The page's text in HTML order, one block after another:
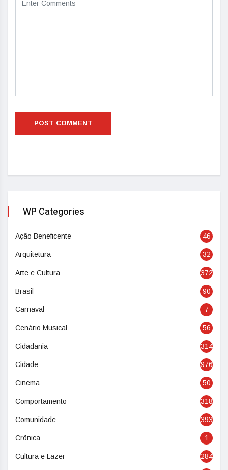
WP Categories
Ação Beneficente 46
Arquitetura 32
Arte e Cultura 372
Brasil 90
Carnaval 7
Cenário Musical 56
Cidadania 314
Cidade 976
Cinema 50
Comportamento 318
Comunidade 393
Crônica 1
Cultura e Lazer 284